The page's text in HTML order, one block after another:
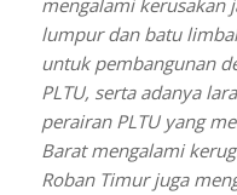
mengalami kerusakan
lumpur dan batu
untuk pembangunan
PLTU, serta adanya
perairan PLTU yang
Barat mengalami
Roban Timur juga